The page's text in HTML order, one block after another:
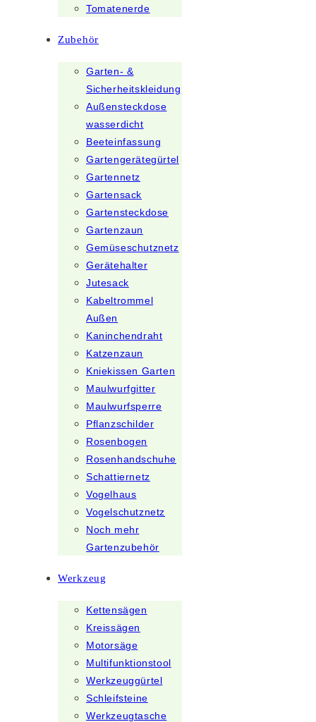
Tomatenerde
Zubehör
Garten- &
Sicherheitskleidung
Außensteckdose
wasserdicht
Beeteinfassung
Gartengerätegürtel
Gartennetz
Gartensack
Gartensteckdose
Gartenzaun
Gemüseschutznetz
Gerätehalter
Jutesack
Kabeltrommel
Außen
Kaninchendraht
Katzenzaun
Kniekissen Garten
Maulwurfgitter
Maulwurfsperre
Pflanzschilder
Rosenbogen
Rosenhandschuhe
Schattiernetz
Vogelhaus
Vogelschutznetz
Noch mehr
Gartenzubehör
Werkzeug
Kettensägen
Kreissägen
Motorsäge
Multifunktionstool
Werkzeuggürtel
Schleifsteine
Werkzeugtasche